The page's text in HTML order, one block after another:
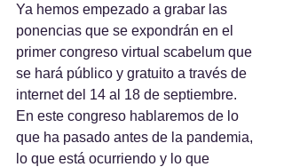
Ya hemos empezado a grabar las
ponencias que se expondrán en el
primer congreso virtual scabelum que
se hará público y gratuito a través de
internet del 14 al 18 de septiembre.
En este congreso hablaremos de lo
que ha pasado antes de la pandemia,
lo que está ocurriendo y lo que